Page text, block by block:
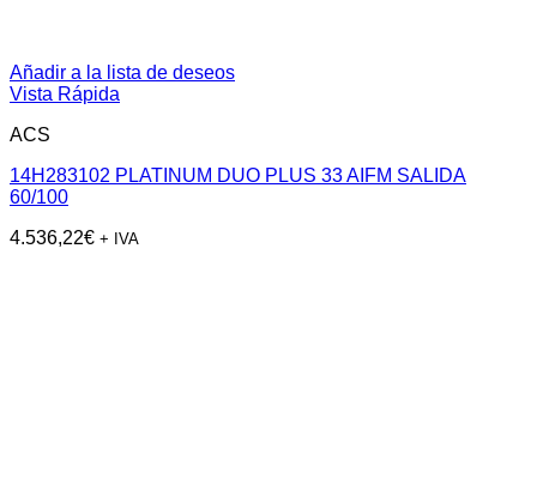
Añadir a la lista de deseos
Vista Rápida
ACS
14H283102 PLATINUM DUO PLUS 33 AIFM SALIDA
60/100
4.536,22€ + IVA